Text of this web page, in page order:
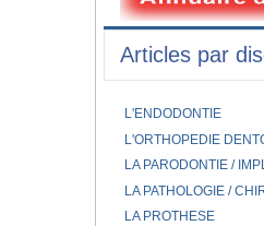
Articles par
L'ENDODONTIE
L'ORTHOPEDIE
LA PARODONTIE /
LA PATHOLOGIE /
LA PROTHESE